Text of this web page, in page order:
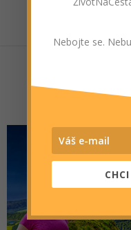
Nebojte se.